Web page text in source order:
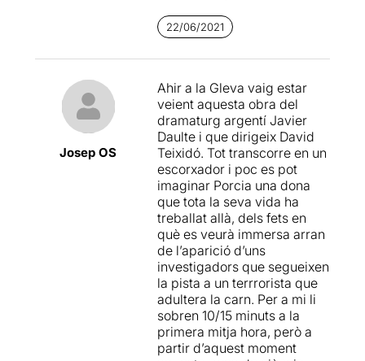
tant, vuelve con su quinta
obra, esta vez dirigida por
David Teixidó.
Carnicerase ubica en un
matadero donde una
trabajadora solitaria charla
con una presencia
misteriosa que no
terminamos de saber si es
parte de su imaginación, un
gato juguetón o un peligroso
terrorista. En cualquier caso,
lo que comienza con aires
de comedia absurda
transformándose en un
interesantethriller
conspiranoicodonde otros
personajes irrumpen,
literalmente, en escena.
22/06/2021
Josep OS
Ahir a la Gleva vaig estar
veient aquesta obra del
dramaturg argentí Javier
Daulte i que dirigeix ​​David
Teixidó. Tot transcorre en un
escorxador i poc es pot
imaginar Porcia una dona
que tota la seva vida ha
treballat allà, dels fets en
què es veurà immersa arran
de l’aparició d’uns
investigadors que segueixen
la pista a un terrrorista que
adultera la carn. Per a mi li
sobren 10/15 minuts a la
primera mitja hora, però a
partir d’aquest moment